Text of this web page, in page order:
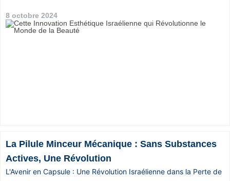
8 octobre 2024
La Pilule Minceur Mécanique : Sans Substances
Actives, Une Révolution
L'Avenir en Capsule : Une Révolution Israélienne dans la Perte de